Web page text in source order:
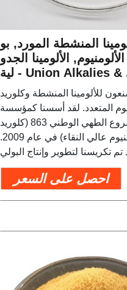
المنشطة المورد, بو
الألومينا الجدو
لية - Union Alkalies & شركة الكي
ماويات المحدودة
للألومينا المنشطة وكلوريد
المتعدد. لقد أسسنا كمؤسسة
رئيسية لمشروع الطهي الوطني 863 (كلوريد
البولي ألومنيوم عالي النقاء) في عام 2009.
تم تكريسنا لتطوير وإنتاج البولي
احصل على السعر